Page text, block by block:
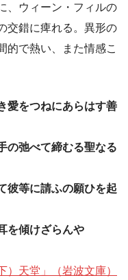
、ウィーン・フィルの
交錯に痺れる。異形の
的で熱い、また情感こ
愛をつねにあらはす善
の弛べて締むる聖なる
彼等に請ふの願ひを起
を傾けざらんや
）天堂」（岩波文庫）